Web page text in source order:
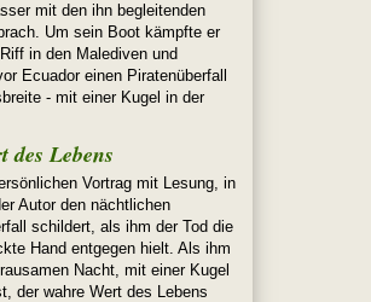
mit den ihn begleitenden
Um sein Boot kämpfte er
in den Malediven und
Ecuador einen Piratenüberfall
- mit einer Kugel in der
des Lebens
Vortrag mit Lesung, in
Autor den nächtlichen
schildert, als ihm der Tod die
Hand entgegen hielt. Als ihm
Nacht, mit einer Kugel
der wahre Wert des Lebens